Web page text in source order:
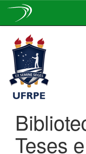
navigation
Teses